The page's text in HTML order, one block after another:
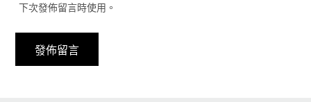
下次發佈留言時使用。